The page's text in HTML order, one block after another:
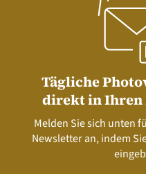
Tägliche
direkt in Ihren
Melden Sie sich unten
Newsletter an, indem